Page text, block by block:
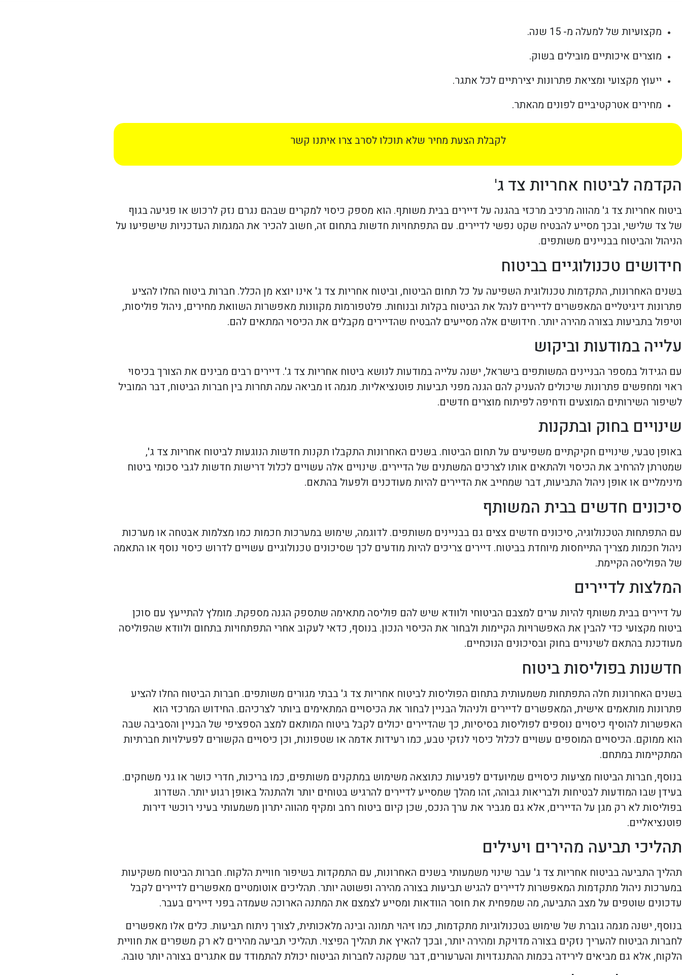
מקצועיות של למעלה מ- 15 שנה.
מוצרים איכותיים מובילים בשוק.
ייעוץ מקצועי ומציאת פתרונות יצירתיים לכל אתגר.
מחירים אטרקטיביים לפונים מהאתר.
לקבלת הצעת מחיר שלא תוכלו לסרב צרו איתנו קשר
הקדמה לביטוח אחריות צד ג'
ביטוח אחריות צד ג' מהווה מרכיב מרכזי בהגנה על דיירים בבית משותף. הוא מספק כיסוי למקרים שבהם נגרם נזק לרכוש או פגיעה בגוף
של צד שלישי, ובכך מסייע להבטיח שקט נפשי לדיירים. עם התפתחויות חדשות בתחום זה, חשוב להכיר את המגמות העדכניות שישפיעו על
הניהול והביטוח בבניינים משותפים.
חידושים טכנולוגיים בביטוח
בשנים האחרונות, התקדמות טכנולוגית השפיעה על כל תחום הביטוח, וביטוח אחריות צד ג' אינו יוצא מן הכלל. חברות ביטוח החלו להציע
פתרונות דיגיטליים המאפשרים לדיירים לנהל את הביטוח בקלות ובנוחות. פלטפורמות מקוונות מאפשרות השוואת מחירים, ניהול פוליסות,
וטיפול בתביעות בצורה מהירה יותר. חידושים אלה מסייעים להבטיח שהדיירים מקבלים את הכיסוי המתאים להם.
עלייה במודעות וביקוש
עם הגידול במספר הבניינים המשותפים בישראל, ישנה עלייה במודעות לנושא ביטוח אחריות צד ג'. דיירים רבים מבינים את הצורך בכיסוי
ראוי ומחפשים פתרונות שיכולים להעניק להם הגנה מפני תביעות פוטנציאליות. מגמה זו מביאה עמה תחרות בין חברות הביטוח, דבר המוביל
לשיפור השירותים המוצעים ודחיפה לפיתוח מוצרים חדשים.
שינויים בחוק ובתקנות
באופן טבעי, שינויים חקיקתיים משפיעים על תחום הביטוח. בשנים האחרונות התקבלו תקנות חדשות הנוגעות לביטוח אחריות צד ג',
שמטרתן להרחיב את הכיסוי ולהתאים אותו לצרכים המשתנים של הדיירים. שינויים אלה עשויים לכלול דרישות חדשות לגבי סכומי ביטוח
מינימליים או אופן ניהול התביעות, דבר שמחייב את הדיירים להיות מעודכנים ולפעול בהתאם.
סיכונים חדשים בבית המשותף
עם התפתחות הטכנולוגיה, סיכונים חדשים צצים גם בבניינים משותפים. לדוגמה, שימוש במערכות חכמות כמו מצלמות אבטחה או מערכות
ניהול חכמות מצריך התייחסות מיוחדת בביטוח. דיירים צריכים להיות מודעים לכך שסיכונים טכנולוגיים עשויים לדרוש כיסוי נוסף או התאמה
של הפוליסה הקיימת.
המלצות לדיירים
על דיירים בבית משותף להיות ערים למצבם הביטוחי ולוודא שיש להם פוליסה מתאימה שתספק הגנה מספקת. מומלץ להתייעץ עם סוכן
ביטוח מקצועי כדי להבין את האפשרויות הקיימות ולבחור את הכיסוי הנכון. בנוסף, כדאי לעקוב אחרי התפתחויות בתחום ולוודא שהפוליסה
מעודכנת בהתאם לשינויים בחוק ובסיכונים הנוכחיים.
חדשנות בפוליסות ביטוח
בשנים האחרונות חלה התפתחות משמעותית בתחום הפוליסות לביטוח אחריות צד ג' בבתי מגורים משותפים. חברות הביטוח החלו להציע
פתרונות מותאמים אישית, המאפשרים לדיירים ולניהול הבניין לבחור את הכיסויים המתאימים ביותר לצרכיהם. החידוש המרכזי הוא
האפשרות להוסיף כיסויים נוספים לפוליסות בסיסיות, כך שהדיירים יכולים לקבל ביטוח המותאם למצב הספציפי של הבניין והסביבה שבה
הוא ממוקם. הכיסויים המוספים עשויים לכלול כיסוי לנזקי טבע, כמו רעידות אדמה או שטפונות, וכן כיסויים הקשורים לפעילויות חברתיות
המתקיימות במתחם.
בנוסף, חברות הביטוח מציעות כיסויים שמיועדים לפגיעות כתוצאה משימוש במתקנים משותפים, כמו בריכות, חדרי כושר או גני משחקים.
בעידן שבו המודעות לבטיחות ולבריאות גבוהה, זהו מהלך שמסייע לדיירים להרגיש בטוחים יותר ולהתנהל באופן רגוע יותר. השדרוג
בפוליסות לא רק מגן על הדיירים, אלא גם מגביר את ערך הנכס, שכן קיום ביטוח רחב ומקיף מהווה יתרון משמעותי בעיני רוכשי דירות
פוטנציאליים.
תהליכי תביעה מהירים ויעילים
תהליך התביעה בביטוח אחריות צד ג' עבר שינוי משמעותי בשנים האחרונות, עם התמקדות בשיפור חוויית הלקוח. חברות הביטוח משקיעות
במערכות ניהול מתקדמות המאפשרות לדיירים להגיש תביעות בצורה מהירה ופשוטה יותר. תהליכים אוטומטיים מאפשרים לדיירים לקבל
עדכונים שוטפים על מצב התביעה, מה שמפחית את חוסר הוודאות ומסייע לצמצם את המתנה הארוכה שעמדה בפני דיירים בעבר.
בנוסף, ישנה מגמה גוברת של שימוש בטכנולוגיות מתקדמות, כמו זיהוי תמונה ובינה מלאכותית, לצורך ניתוח תביעות. כלים אלו מאפשרים
לחברות הביטוח להעריך נזקים בצורה מדויקת ומהירה יותר, ובכך להאיץ את תהליך הפיצוי. תהליכי תביעה מהירים לא רק משפרים את חוויית
הלקוח, אלא גם מביאים לירידה בכמות ההתנגדויות והערעורים, דבר שמקנה לחברות הביטוח יכולת להתמודד עם אתגרים בצורה יותר טובה.